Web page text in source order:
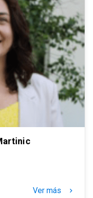
Ver más keyboard_arrow_right